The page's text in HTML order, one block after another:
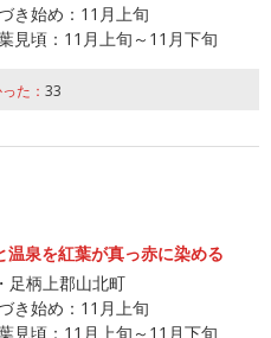
き始め： 11月上旬
見頃： 11月上旬～11月下旬
た： 33
温泉を紅葉が真っ赤に染める
足柄上郡山北町
き始め： 11月上旬
見頃： 11月上旬～11月下旬